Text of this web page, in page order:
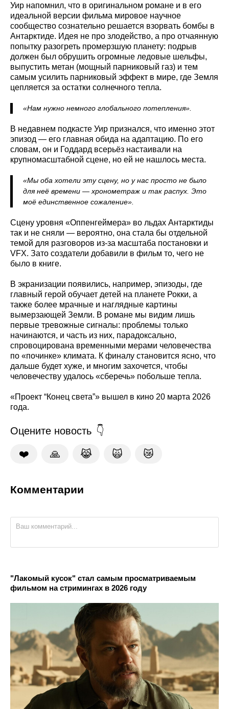
Уир напомнил, что в оригинальном романе и в его
идеальной версии фильма мировое научное
сообщество сознательно решается взорвать бомбы в
Антарктиде. Идея не про злодейство, а про отчаянную
попытку разогреть промерзшую планету: подрыв
должен был обрушить огромные ледовые шельфы,
выпустить метан (мощный парниковый газ) и тем
самым усилить парниковый эффект в мире, где Земля
цепляется за остатки солнечного тепла.
«Нам нужно немного глобального потепления».
В недавнем подкасте Уир признался, что именно этот
эпизод — его главная обида на адаптацию. По его
словам, он и Годдард всерьёз настаивали на
крупномасштабной сцене, но ей не нашлось места.
«Мы оба хотели эту сцену, но у нас просто не было
для неё времени — хронометраж и так распух. Это
моё единственное сожаление».
Сцену уровня «Оппенгеймера» во льдах Антарктиды
так и не сняли — вероятно, она стала бы отдельной
темой для разговоров из‑за масштаба постановки и
VFX. Зато создатели добавили в фильм то, чего не
было в книге.
В экранизации появились, например, эпизоды, где
главный герой обучает детей на планете Рокки, а
также более мрачные и наглядные картины
вымерзающей Земли. В романе мы видим лишь
первые тревожные сигналы: проблемы только
начинаются, и часть из них, парадоксально,
спровоцирована временными мерами человечества
по «починке» климата. К финалу становится ясно, что
дальше будет хуже, и многим захочется, чтобы
человечеству удалось «сберечь» побольше тепла.
«Проект “Конец света”» вышел в кино 20 марта 2026
года.
Оцените новость
❤️ 🙏 😹 🙀 😿
Комментарии
"Лакомый кусок" стал самым просматриваемым
фильмом на стримингах в 2026 году